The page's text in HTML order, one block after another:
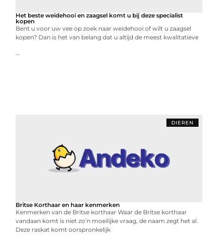
Het beste weidehooi en zaagsel komt u bij deze specialist
kopen
Bent u voor uw vee op zoek naar weidehooi of wilt u zaagsel
kopen? Dan is het van belang dat u altijd de meest kwalitatieve
...
DIEREN
Britse Korthaar en haar kenmerken
Kenmerken van de Britse korthaar Waar de Britse korthaar
vandaan komt is niet zo’n moeilijke vraag, de naam zegt het al.
Deze raskat komt oorspronkelijk